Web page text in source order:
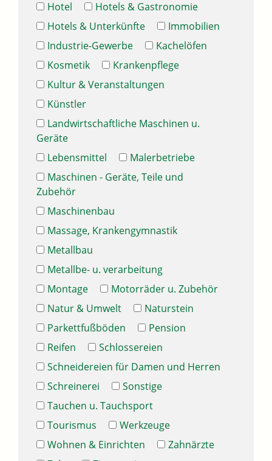
Hotel
Hotels & Gastronomie
Hotels & Unterkünfte
Immobilien
Industrie-Gewerbe
Kachelöfen
Kosmetik
Krankenpflege
Kultur & Veranstaltungen
Künstler
Landwirtschaftliche Maschinen u.
Geräte
Lebensmittel
Malerbetriebe
Maschinen - Geräte, Teile und
Zubehör
Maschinenbau
Massage, Krankengymnastik
Metallbau
Metallbe- u. verarbeitung
Montage
Motorräder u. Zubehör
Natur & Umwelt
Naturstein
Parkettfußböden
Pension
Reifen
Schlossereien
Schneidereien für Damen und Herren
Schreinerei
Sonstige
Tauchen u. Tauchsport
Tourismus
Werkzeuge
Wohnen & Einrichten
Zahnärzte